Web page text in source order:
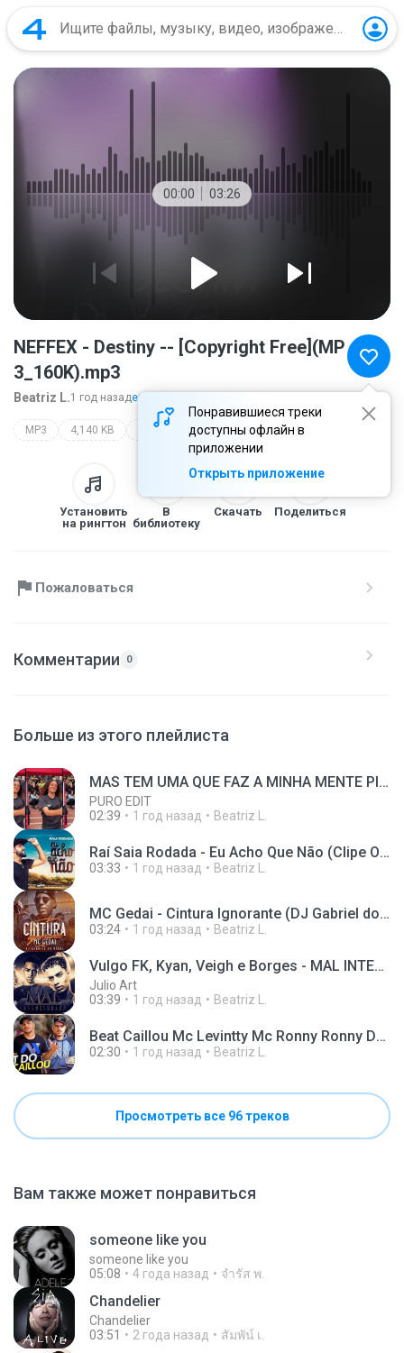
00:00 03:26
Понравившиеся треки
доступны офлайн в
приложении
Открыть приложение
NEFFEX - Destiny -- [Copyright Free](MP
3_160K).mp3
Beatriz L.1 год назадещё...
MP3 4,140 KB neffex - destiny 🙌 [copyright free]
Установить
на рингтон
В
библиотеку
Скачать Поделиться
Пожаловаться
Комментарии 0
Больше из этого плейлиста
MAS TEM UMA QUE FAZ A MINHA MENTE PIRAR x FUNK TIKTOK - ((DJ’s ÉRRIDE & EDU)) - TREND TIKTOK 2023
PURO EDIT
02:39
1 год назад Beatriz L.
Raí Saia Rodada - Eu Acho Que Não (Clipe Oficial)
03:33 1 год назад Beatriz L.
MC Gedai - Cintura Ignorante (DJ Gabriel do Borel)
03:24 1 год назад Beatriz L.
Vulgo FK, Kyan, Veigh e Borges - MAL INTENCIONADA (Áudio Oficial)
Julio Art
03:39
1 год назад Beatriz L.
Beat Caillou Mc Levintty Mc Ronny Ronny DJ MEMES E
02:30 1 год назад Beatriz L.
Просмотреть все 96 треков
Вам также может понравиться
someone like you
someone like you
05:08
4 года назад จํารัส พ.
Chandelier
Chandelier
03:51
2 года назад สัมพัน์ เ.